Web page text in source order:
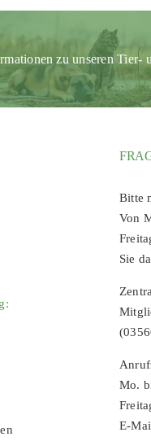
zu unseren Tier-
Bitte
Von
Sie
Mo.
E-